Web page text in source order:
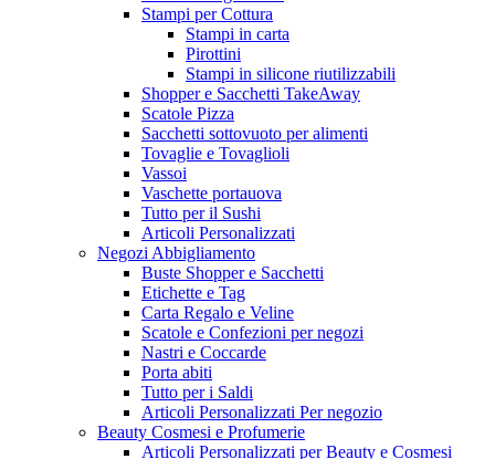
Stampi per Cottura
Stampi in carta
Pirottini
Stampi in silicone riutilizzabili
Shopper e Sacchetti TakeAway
Scatole Pizza
Sacchetti sottovuoto per alimenti
Tovaglie e Tovaglioli
Vassoi
Vaschette portauova
Tutto per il Sushi
Articoli Personalizzati
Negozi Abbigliamento
Buste Shopper e Sacchetti
Etichette e Tag
Carta Regalo e Veline
Scatole e Confezioni per negozi
Nastri e Coccarde
Porta abiti
Tutto per i Saldi
Articoli Personalizzati Per negozio
Beauty Cosmesi e Profumerie
Articoli Personalizzati per Beauty e Cosmesi